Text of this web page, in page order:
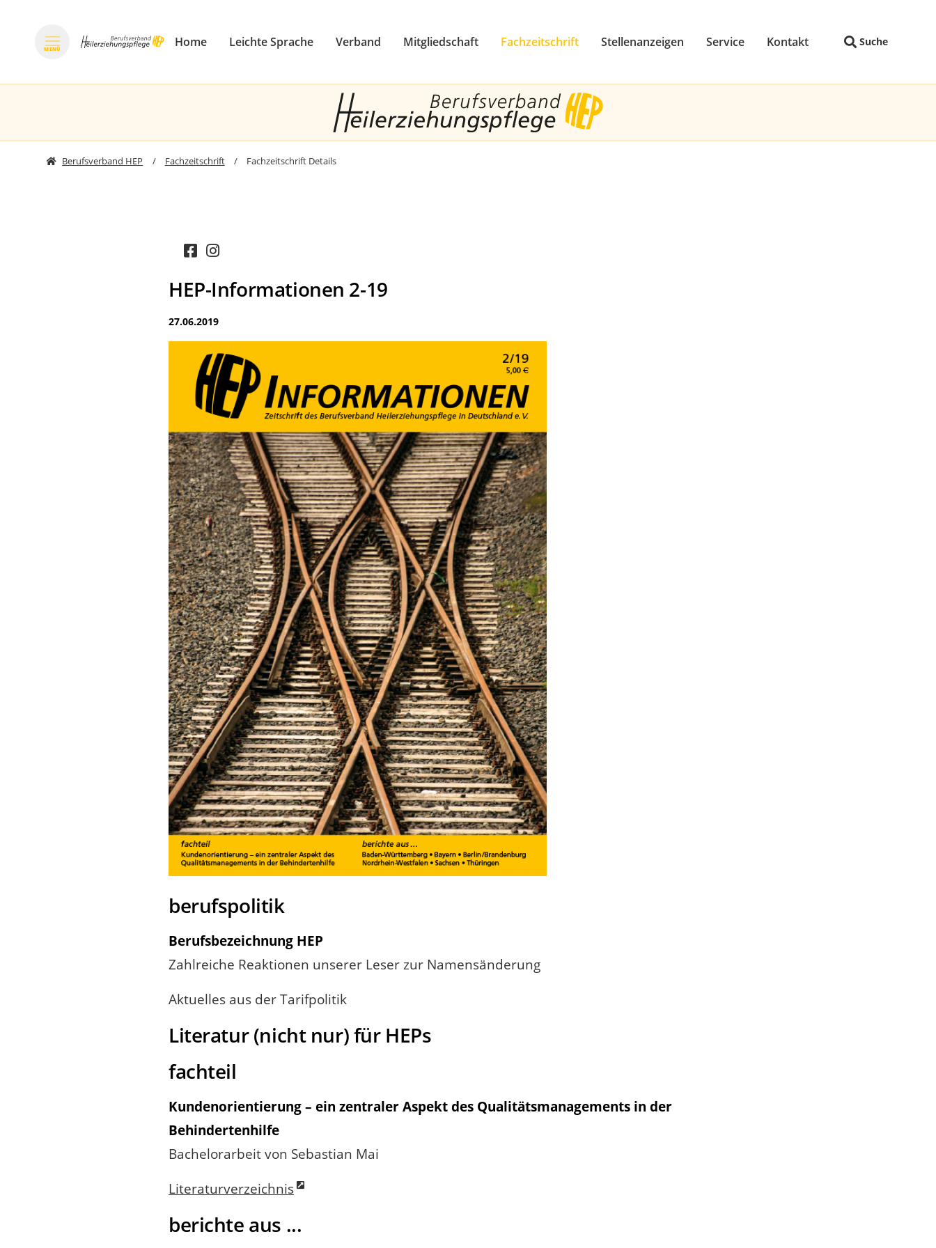
MENÜ
Navigation überspringen
Home Leichte Sprache Verband Mitgliedschaft Fachzeitschrift Stellenanzeigen Service Kontakt Navigation wiederholen
Suche
zum Inhalt springen
Berufsverband HEP Fachzeitschrift Fachzeitschrift Details
HEP-Informationen 2-19
27.06.2019
berufspolitik
Berufsbezeichnung HEP
Zahlreiche Reaktionen unserer Leser zur Namensänderung
Aktuelles aus der Tarifpolitik
Literatur (nicht nur) für HEPs
fachteil
Kundenorientierung – ein zentraler Aspekt des Qualitätsmanagements in der
Behindertenhilfe
Bachelorarbeit von Sebastian Mai
Literaturverzeichnis
berichte aus ...